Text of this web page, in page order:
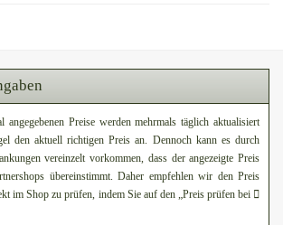
angegebenen Preise werden mehrmals täglich aktualisiert
den aktuell richtigen Preis an. Dennoch kann es durch
vereinzelt vorkommen, dass der angezeigte Preis
übereinstimmt. Daher empfehlen wir den Preis
im Shop zu prüfen, indem Sie auf den „Preis prüfen bei